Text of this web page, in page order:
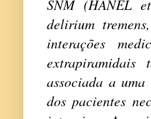
SNM (HANEL
delirium
interações
extrapiramidais
associada a
dos pacientes